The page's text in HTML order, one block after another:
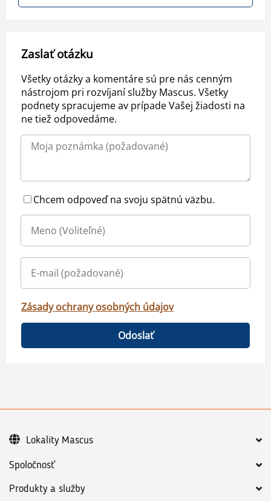
Zaslať otázku
Všetky otázky a komentáre sú pre nás cenným
nástrojom pri rozvíjaní služby Mascus. Všetky
podnety spracujeme av prípade Vašej žiadosti na
ne tiež odpovedáme.
Chcem odpoveď na svoju spätnú väzbu.
Zásady ochrany osobných údajov
Odoslať
Spoločnosť
Produkty a služby
Lokality Mascus